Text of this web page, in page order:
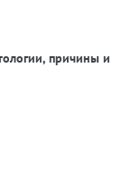
причины и